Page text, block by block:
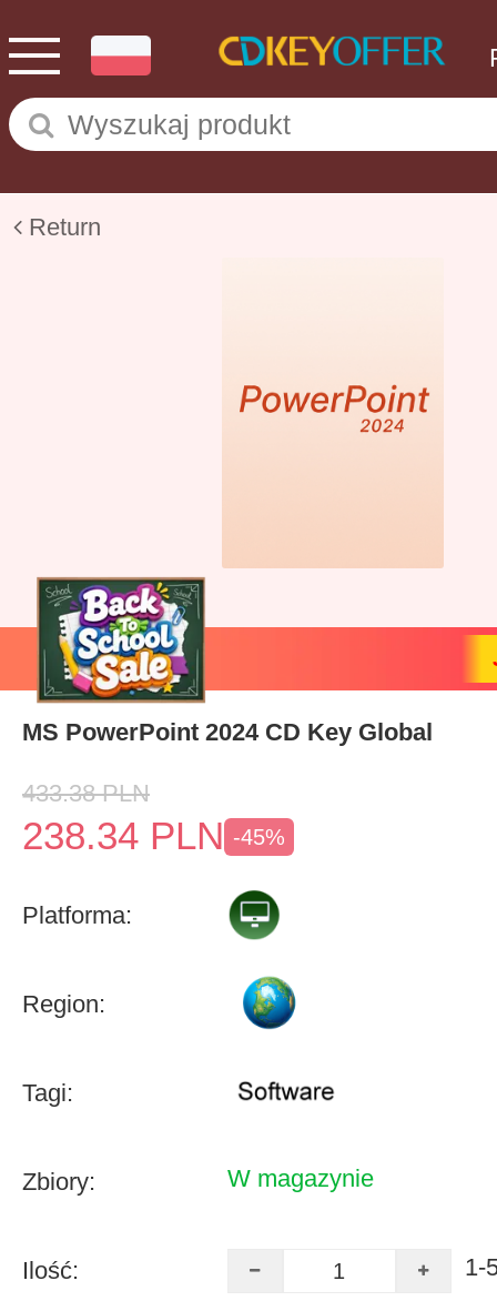
Return
MS PowerPoint 2024 CD Key Global
433.38 PLN
238.34 PLN -45%
Platforma:
Region:
Tagi:
Zbiory: W magazynie
Ilość: 1-